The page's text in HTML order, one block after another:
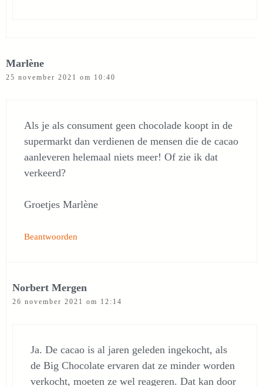
Marlène
25 november 2021 om 10:40
Als je als consument geen chocolade koopt in de
supermarkt dan verdienen de mensen die de cacao
aanleveren helemaal niets meer! Of zie ik dat
verkeerd?
Groetjes Marlène
Beantwoorden
Norbert Mergen
26 november 2021 om 12:14
Ja. De cacao is al jaren geleden ingekocht, als
de Big Chocolate ervaren dat ze minder worden
verkocht, moeten ze wel reageren. Dat kan door